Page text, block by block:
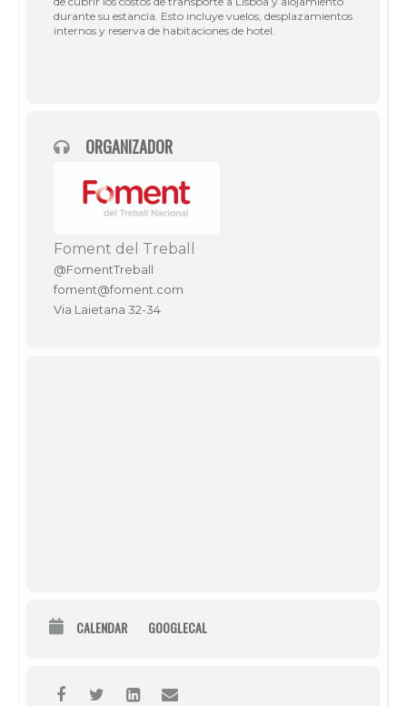
durante su estancia. Esto incluye vuelos, desplazamientos
internos y reserva de habitaciones de hotel.
ORGANIZADOR
Foment del Treball
@FomentTreball
foment@foment.com
Via Laietana 32-34
CALENDAR GOOGLECAL